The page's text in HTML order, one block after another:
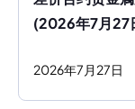
(2026年7月27
2026年7 月 27日